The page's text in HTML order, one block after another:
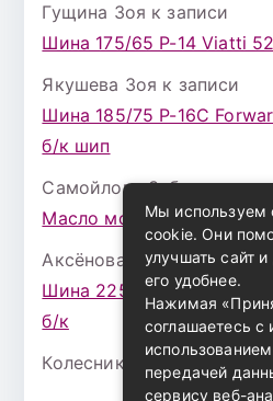
Гущина Зоя к записи
Шина 175/65 Р-14 Viatti
Якушева Зоя к записи
Шина 185/75 Р-16С
б/к шип
Самойлова Забавак
Масло моторное ZIC X7
Аксёнова Адельк записи
Шина 225/75 Р-16 Nokian
б/к
Колесникова Аурикак
Мы используем
cookie. Они
улучшать сайт и
его удобнее.
Нажимая
соглашаетесь с
передачей
сервису веб-